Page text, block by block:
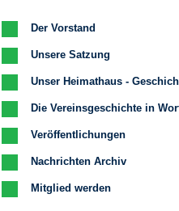
Der Vorstand
Unsere Satzung
Unser Heimathaus -
Die Vereinsgeschichte in
Veröffentlichungen
Nachrichten Archiv
Mitglied werden